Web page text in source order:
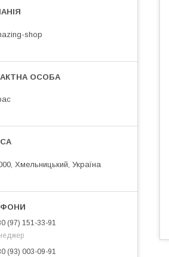
shop
Хмельницький, Україна
(97) 151-33-91
(93) 003-09-91